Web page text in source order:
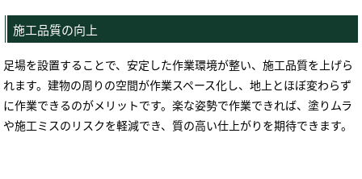
施工品質の向上
足場を設置することで、安定した作業環境が整い、施工品質を上げら
れます。建物の周りの空間が作業スペース化し、地上とほぼ変わらず
に作業できるのがメリットです。楽な姿勢で作業できれば、塗りムラ
や施工ミスのリスクを軽減でき、質の高い仕上がりを期待できます。